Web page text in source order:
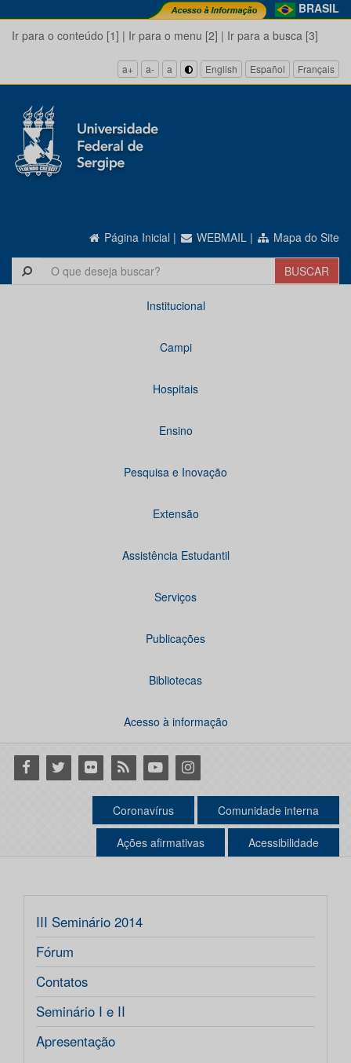
BRASIL
Ir para o conteúdo [1] | Ir para o menu [2] | Ir para a busca [3]
a+ a- a English Español Français
Página Inicial | WEBMAIL | Mapa do Site
Institucional
Campi
Hospitais
Ensino
Pesquisa e Inovação
Extensão
Assistência Estudantil
Serviços
Publicações
Bibliotecas
Acesso à informação
Facebook
Twitter Flickr RSS YoutubeInstagram
Coronavírus Comunidade interna
Ações afirmativas Acessibilidade
III Seminário 2014
Fórum
Contatos
Seminário I e II
Apresentação